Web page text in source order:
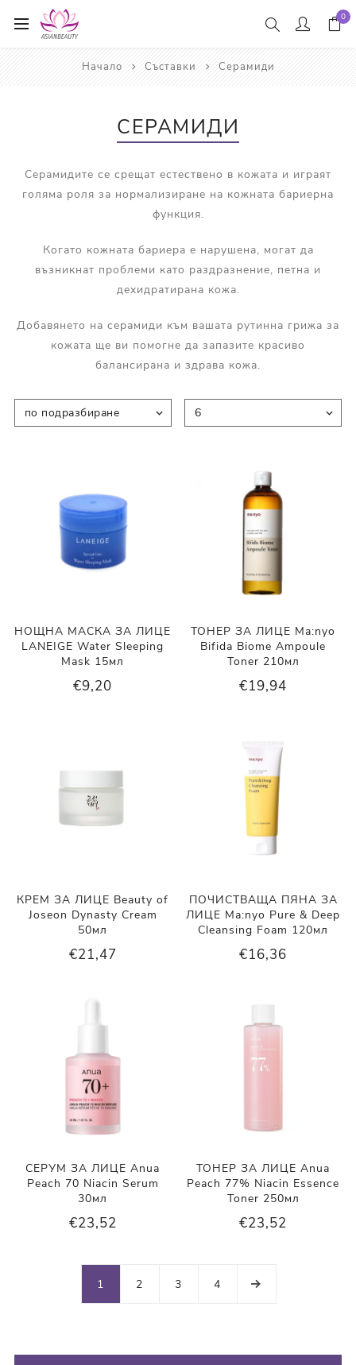
0
Начало Съставки Серамиди
СЕРАМИДИ
Серамидите се срещат естествено в кожата и играят
голяма роля за нормализиране на кожната бариерна
функция.
Когато кожната бариера е нарушена, могат да
възникнат проблеми като раздразнение, петна и
дехидратирана кожа.
Добавянето на серамиди към вашата рутинна грижа за
кожата ще ви помогне да запазите красиво
балансирана и здрава кожа.
НОЩНА МАСКА ЗА ЛИЦЕ
LANEIGE Water Sleeping
Mask 15мл
€9,20
ТОНЕР ЗА ЛИЦЕ Ma:nyo
Bifida Biome Ampoule
Toner 210мл
€19,94
КРЕМ ЗА ЛИЦЕ Beauty of
Joseon Dynasty Cream
50мл
€21,47
ПОЧИСТВАЩА ПЯНА ЗА
ЛИЦЕ Ma:nyo Pure & Deep
Cleansing Foam 120мл
€16,36
СЕРУМ ЗА ЛИЦЕ Anua
Peach 70 Niacin Serum
30мл
€23,52
ТОНЕР ЗА ЛИЦЕ Anua
Peach 77% Niacin Essence
Toner 250мл
€23,52
1 2 3 4